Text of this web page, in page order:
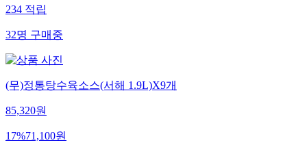
234적립
32명구매중
(무)정통탕수육소스(서해 1.9L)X9개
85,320원
17%71,100원